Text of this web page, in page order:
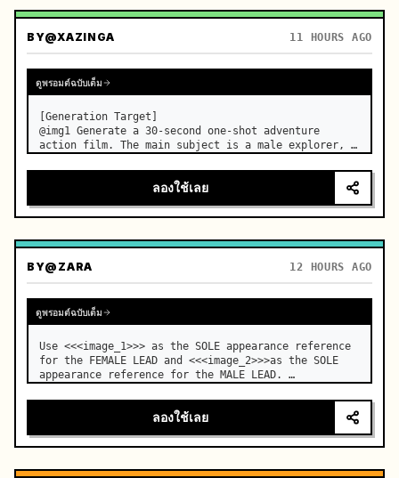
BY@XAZINGA 11 HOURS AGO
ดูพรอมต์ฉบับเต็ม
[Generation Target]
@img1 Generate a 30-second one-shot adventure
action film. The main subject is a male explorer,
breaking through mechanical traps in an underground
temple to finally reach the treasure. No audi…
ลองใช้เลย
BY@ZARA 12 HOURS AGO
ดูพรอมต์ฉบับเต็ม
Use <<<image_1>>> as the SOLE appearance reference
for the FEMALE LEAD and <<<image_2>>>as the SOLE
appearance reference for the MALE LEAD. …
ลองใช้เลย